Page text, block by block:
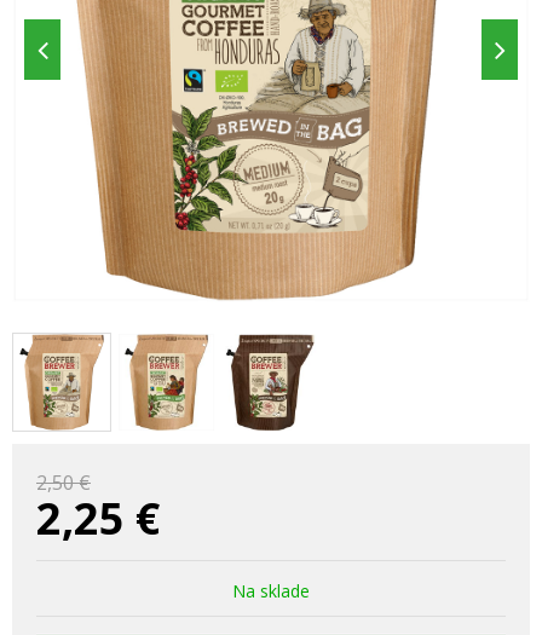
2,50 €
2,25 €
Na sklade